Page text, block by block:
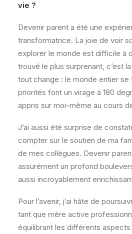
vie ?
Devenir parent a été une
transformatrice. La joie de voir
explorer le monde est difficile à
trouvé le plus surprenant, c’est
tout change : le monde entier
priorités font un virage à 180
appris sur moi-même au cours
J’ai aussi été surprise de
compter sur le soutien de ma
de mes collègues. Devenir
assurément un profond
aussi incroyablement
Pour l’avenir, j’ai hâte de
tant que mère active
équilibrant les différents aspects